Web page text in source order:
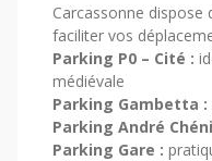
Carcassonne dispose
faciliter vos
Parking P0 – Cité :
médiévale
Parking Gambetta :
Parking André
Parking Gare :